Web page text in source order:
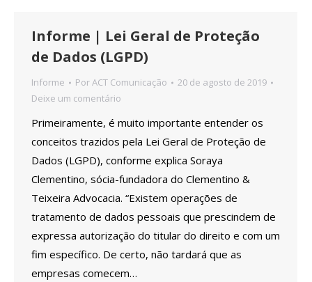
Informe | Lei Geral de Proteção
de Dados (LGPD)
Informe PorACT Comunicação
20 de agosto de 2019
Deixe um comentário
Primeiramente, é muito importante entender os
conceitos trazidos pela Lei Geral de Proteção de
Dados (LGPD), conforme explica Soraya
Clementino, sócia-fundadora do Clementino &
Teixeira Advocacia. “Existem operações de
tratamento de dados pessoais que prescindem de
expressa autorização do titular do direito e com um
fim específico. De certo, não tardará que as
empresas comecem…